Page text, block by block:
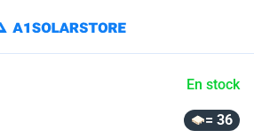
En stock
= 36